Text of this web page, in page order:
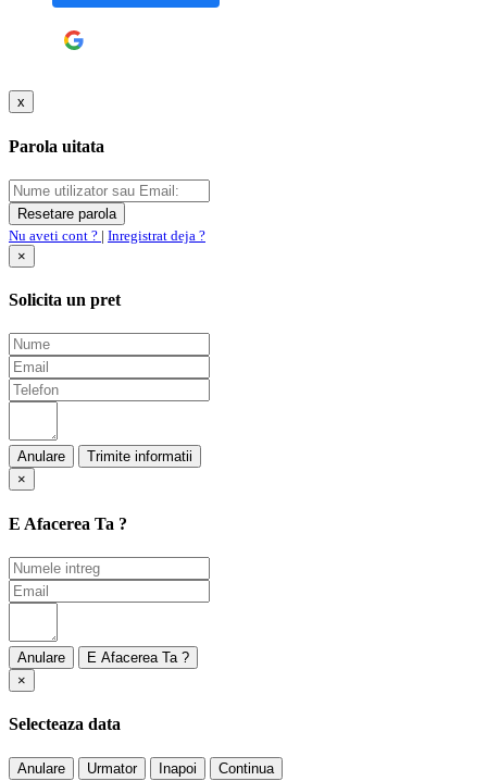
x
Parola uitata
Nu aveti cont ? | Inregistrat deja ?
×
Solicita un pret
Anulare
×
E Afacerea Ta ?
Anulare
×
Selecteaza data
Anulare